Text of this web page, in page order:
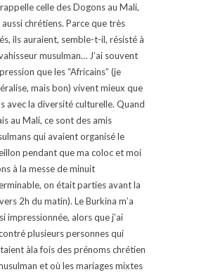
celle des Dogons au Mali,
aussi chrétiens. Parce que très
ils auraient, semble-t-il, résisté à
musulman… J’ai souvent
que les “Africains” (je
mais bon) vivent mieux que
avec la diversité culturelle. Quand
au Mali, ce sont des amis
qui avaient organisé le
pendant que ma coloc et moi
à la messe de minuit
on était parties avant la
2h du matin). Le Burkina m’a
impressionnée, alors que j’ai
plusieurs personnes qui
àla fois des prénoms chrétien
et où les mariages mixtes